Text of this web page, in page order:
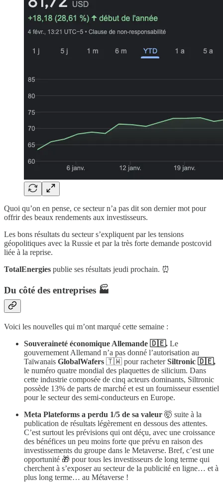
Quoi qu’on en pense, ce secteur n’a pas dit son dernier mot pour
offrir des beaux rendements aux investisseurs.
Les bons résultats du secteur s’expliquent par les tensions
géopolitiques avec la Russie et par la très forte demande postcovid
liée à la reprise.
TotalEnergies publie ses résultats jeudi prochain. ⏰
Du côté des entreprises 🏭
Voici les nouvelles qui m’ont marqué cette semaine :
Souveraineté économique Allemande 🇩🇪. Le
gouvernement Allemand n’a pas donné l’autorisation au
Taïwanais GlobalWafers 🇹🇼 pour racheterSiltronic 🇩🇪,
le numéro quatre mondial des plaquettes de silicium. Dans
cette industrie composée de cinq acteurs dominants, Siltronic
possède 13% de parts de marché et est un fournisseur essentiel
pour le secteur des semi-conducteurs en Europe.
Meta Plateforms a perdu 1/5 de sa valeur 🤯 suite à la
publication de résultats légèrement en dessous des attentes.
C’est surtout les prévisions qui ont déçu, avec une croissance
des bénéfices un peu moins forte que prévu en raison des
investissements du groupe dans le Metaverse. Bref, c’est une
opportunité 🎁 pour tous les investisseurs de long terme qui
cherchent à s’exposer au secteur de la publicité en ligne… et à
plus long terme… au Métaverse !